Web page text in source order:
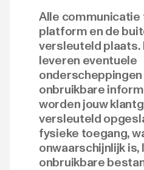
Alle communicatie
platform en de
versleuteld plaats.
leveren eventuele
onbruikbare
worden jouw
versleuteld
fysieke toegang,
onwaarschijnlijk
onbruikbare